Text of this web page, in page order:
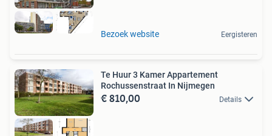
Bezoek website Eergisteren
Te Huur 3 Kamer Appartement
Rochussenstraat In Nijmegen
€ 810,00 Details